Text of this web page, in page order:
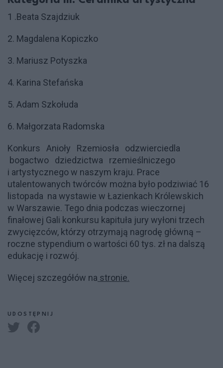
1 .Beata Szajdziuk
2. Magdalena Kopiczko
3. Mariusz Potyszka
4. Karina Stefańska
5. Adam Szkołuda
6. Małgorzata Radomska
Konkurs Anioły Rzemiosła odzwierciedla
bogactwo dziedzictwa rzemieślniczego
i artystycznego w naszym kraju. Prace
utalentowanych twórców można było podziwiać 16
listopada na wystawie w Łazienkach Królewskich
w Warszawie. Tego dnia podczas wieczornej
finałowej Gali konkursu kapituła jury wyłoni trzech
zwycięzców, którzy otrzymają nagrodę główną –
roczne stypendium o wartości 60 tys. zł na dalszą
edukację i rozwój.
Więcej szczegółów na stronie.
UDOSTĘPNIJ